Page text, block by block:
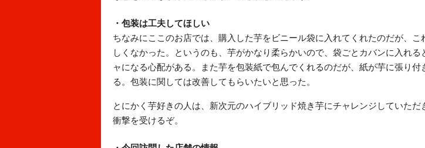
・包装は工夫してほしい
ちなみにここのお店では、購入した芋をビニール袋に入れてくれたのだが、こ
しくなかった。というのも、芋がかなり柔らかいので、袋ごとカバンに入れる
ャになる心配がある。また芋を包装紙で包んでくれるのだが、紙が芋に張り付
る。包装に関しては改善してもらいたいと思った。
とにかく芋好きの人は、新次元のハイブリッド焼き芋にチャレンジしていただ
衝撃を受けるぞ。